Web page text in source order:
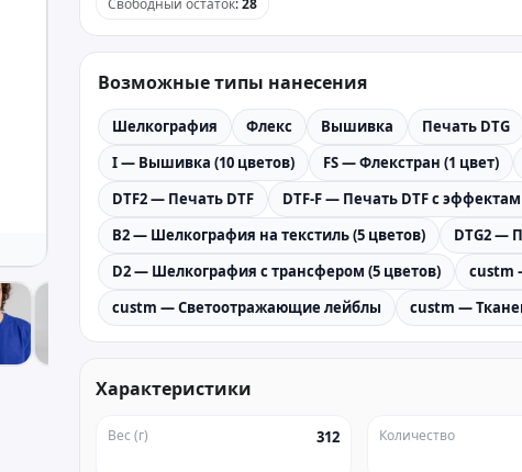
Свободный остаток:28
Возможные типы нанесения
Шелкография Флекс Вышивка Печать DTG
I — Вышивка (10 цветов)
FS — Флекстран (1 цвет)
DTF2 — Печать DTF
DTF-F — Печать DTF с
B2 — Шелкография на текстиль (5 цветов)
DTG2 —
D2 — Шелкография с трансфером (5 цветов)
custm
custm — Светоотражающие лейблы
custm —
Характеристики
Вес (г) 312 Количество